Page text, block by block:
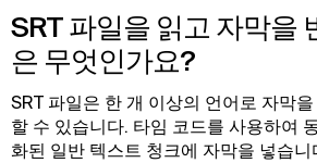
SRT 파일을 읽고 자막을
은 무엇인가요?
SRT 파일은 한 개 이상의 언어로 자막
할 수 있습니다. 타임 코드를 사용하여
화된 일반 텍스트 청크에 자막을 넣습니